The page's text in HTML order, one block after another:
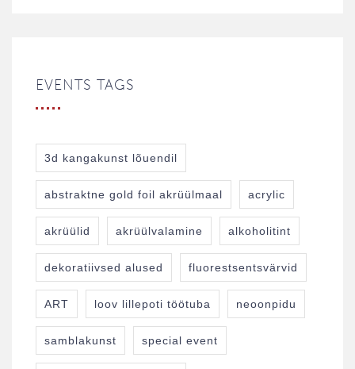
EVENTS TAGS
3d kangakunst lõuendil
abstraktne gold foil akrüülmaal acrylic
akrüülid akrüülvalamine alkoholitint
dekoratiivsed alused fluorestsentsvärvid
ART loov lillepoti töötuba neoonpidu
samblakunst special event